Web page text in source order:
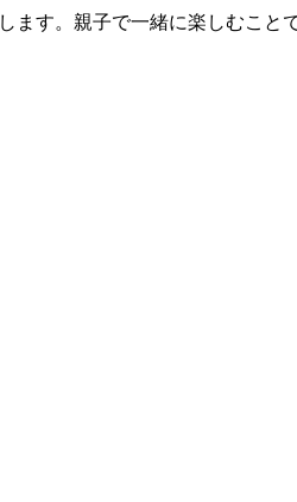
ます。親子で一緒に楽しむこと